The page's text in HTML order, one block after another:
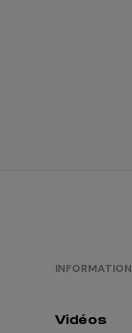
INFORMATION
Vidéos